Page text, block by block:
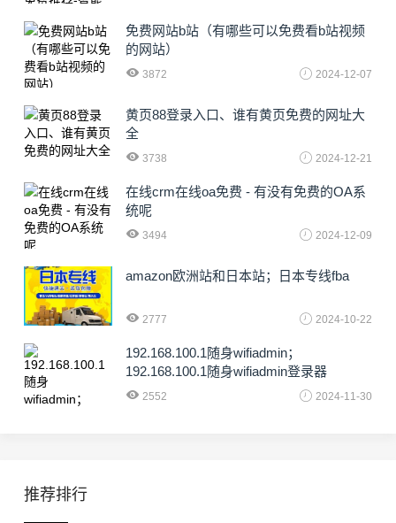
免费网站b站（有哪些可以免费看b站视频
的网站）
3872 2024-12-07
黄页88登录入口、谁有黄页免费的网址大
全
3738 2024-12-21
在线crm在线oa免费 - 有没有免费的OA系
统呢
3494 2024-12-09
amazon欧洲站和日本站；日本专线fba
2777 2024-10-22
192.168.100.1随身wifiadmin；
192.168.100.1随身wifiadmin登录器
2552 2024-11-30
推荐排行